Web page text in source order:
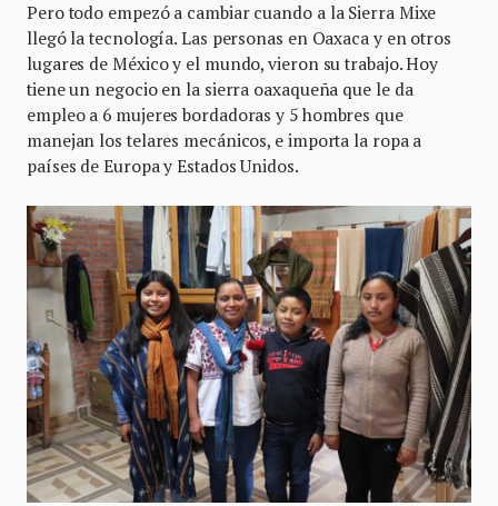
Pero todo empezó a cambiar cuando a la Sierra Mixe
llegó la tecnología. Las personas en Oaxaca y en otros
lugares de México y el mundo, vieron su trabajo. Hoy
tiene un negocio en la sierra oaxaqueña que le da
empleo a 6 mujeres bordadoras y 5 hombres que
manejan los telares mecánicos, e importa la ropa a
países de Europa y Estados Unidos.